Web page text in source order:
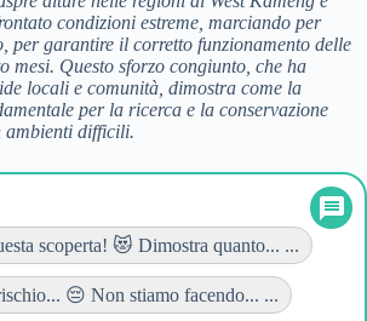
condizioni estreme, marciando per
per garantire il corretto funzionamento delle
mesi. Questo sforzo congiunto, che ha
locali e comunità, dimostra come la
per la ricerca e la conservazione
ambienti difficili.
scoperta! 😻 Dimostra quanto... ...
😔 Non stiamo facendo... ...